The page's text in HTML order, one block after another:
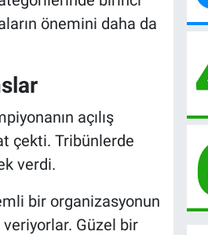
önemini daha da
açılış
çekti. Tribünlerde
verdi.
bir organizasyonun
veriyorlar. Güzel bir